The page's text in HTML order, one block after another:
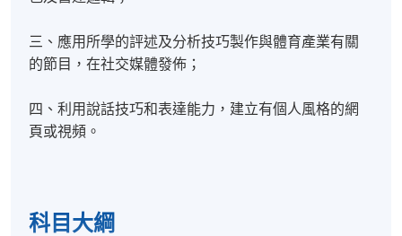
三、應用所學的評述及分析技巧製作與體育產業有關
的節目，在社交媒體發佈；
四、利用說話技巧和表達能力，建立有個人風格的網
頁或視頻。
科目大綱